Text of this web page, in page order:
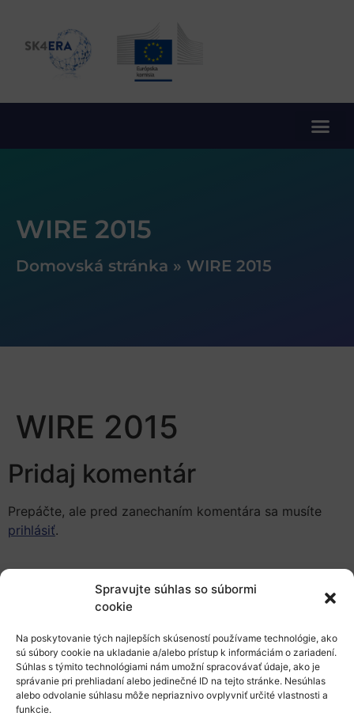
Spravujte súhlas so súbormi
cookie
Na poskytovanie tých najlepších skúseností používame technológie, ako
sú súbory cookie na ukladanie a/alebo prístup k informáciám o zariadení.
Súhlas s týmito technológiami nám umožní spracovávať údaje, ako je
správanie pri prehliadaní alebo jedinečné ID na tejto stránke. Nesúhlas
alebo odvolanie súhlasu môže nepriaznivo ovplyvniť určité vlastnosti a
funkcie.
WIRE 2015
Domovská stránka » WIRE 2015
WIRE 2015
Pridaj komentár
Prepáčte, ale pred zanechaním komentára sa musíte
prihlásiť.
Európsky výskumný priestor
Oblasti našej podpory